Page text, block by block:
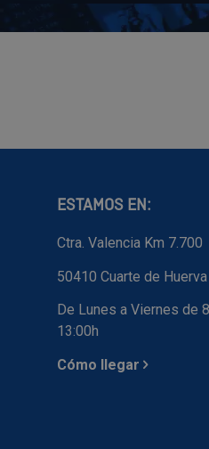
ESTAMOS EN:
Ctra. Valencia Km 7.700
50410 Cuarte de
De Lunes a Viernes de
13:00h
Cómo llegar